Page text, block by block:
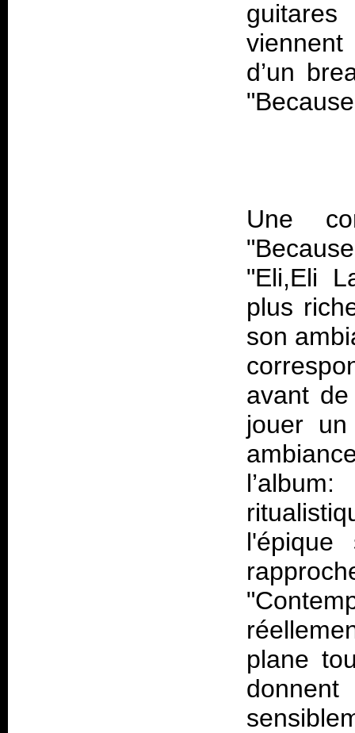
d’un
Une
"Eli,Eli
plus
son
avant
jouer
plane